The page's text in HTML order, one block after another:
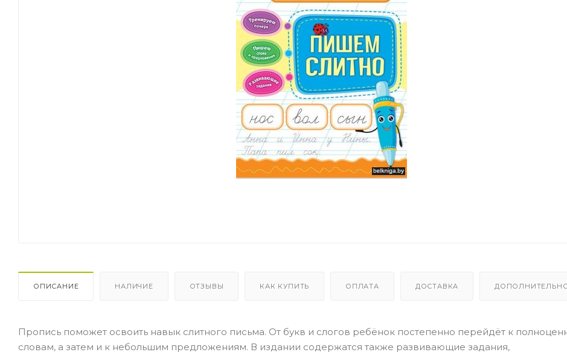
ОПИСАНИЕ НАЛИЧИЕ ОТЗЫВЫ КАК КУПИТЬ ОПЛАТА ДОСТАВКА
Пропись поможет освоить навык слитного письма. От букв и слогов ребёнок постепенно перейдёт к
словам, а затем и к небольшим предложениям. В издании содержатся также развивающие задания,